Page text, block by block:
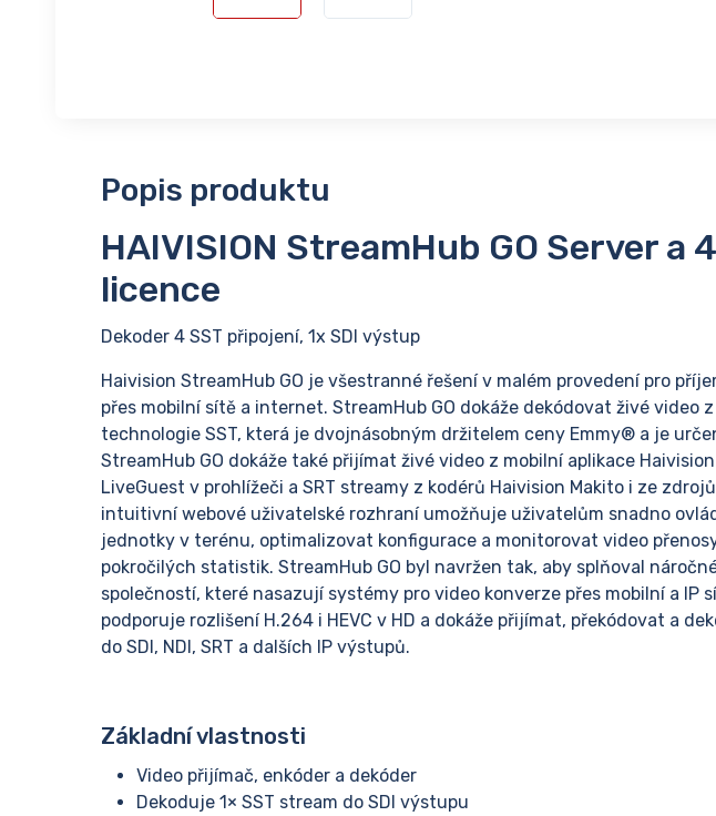
Popis produktu
HAIVISION StreamHub GO Server a
licence
Dekoder 4 SST připojení, 1x SDI výstup
Haivision StreamHub GO je všestranné řešení v malém provedení pro
přes mobilní sítě a internet. StreamHub GO dokáže dekódovat živé video
technologie SST, která je dvojnásobným držitelem ceny Emmy® a je
StreamHub GO dokáže také přijímat živé video z mobilní aplikace
LiveGuest v prohlížeči a SRT streamy z kodérů Haivision Makito i ze
intuitivní webové uživatelské rozhraní umožňuje uživatelům snadno
jednotky v terénu, optimalizovat konfigurace a monitorovat video
pokročilých statistik. StreamHub GO byl navržen tak, aby splňoval
společností, které nasazují systémy pro video konverze přes mobilní a IP
podporuje rozlišení H.264 i HEVC v HD a dokáže přijímat, překódovat a
do SDI, NDI, SRT a dalších IP výstupů.
Základní vlastnosti
Video přijímač, enkóder a dekóder
Dekoduje 1× SST stream do SDI výstupu